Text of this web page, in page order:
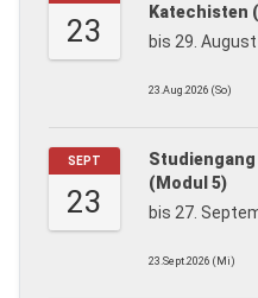
23
Katechisten
bis 29.
23.Aug.2026 (So)
SEPT
23
Studiengang
(Modul 5)
bis 27.
23.Sept.2026 (Mi)